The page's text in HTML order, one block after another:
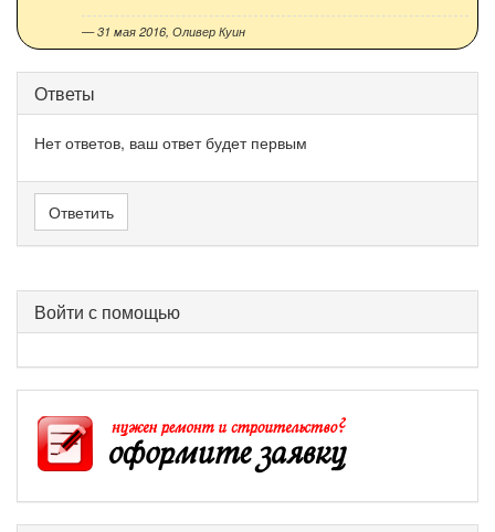
— 31 мая 2016, Оливер Куин
Ответы
Нет ответов, ваш ответ будет первым
Ответить
Войти с помощью